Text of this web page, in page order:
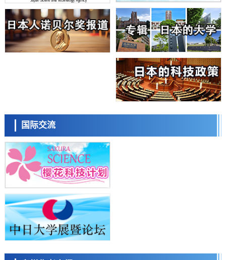
的具体对策
科学研究
大阪大学开发基于水氢键网络的温度预测新方法，AI从分子排列信息中
高精度解读
经济・社会
【AI法上篇】如何对“将人生交给AI”保持危机感——中央大学平野晋教
庆应义塾大学阐明脑内“游击手”小胶质细胞包裹保护受损神经细胞的机
制，有望用于开发阿尔茨海默病等疾病疗法
劣化抑制机制，为提升轮胎安全性与耐久性的材料设计开辟道路
科学研究
近畿大学等发现植物染料“日本茜”的红色成分可抑制老化与炎症，有望
成为新型功能性材料
科学研究
群马大学开发针对难治性癫痫的新型基因疗法，利用超小型GAD67启动
子抑制发作
科学研究
九州大学揭示夜间眼压升高机制：两种激素波动叠加所致
科学研究
东京都产技研采用新手法开发出可稳定工作至300℃的介电材料，已验
证电容器可在汽车发动机等高温环境下工作
经济・社会
日本生成式AI使用者占比一年内翻倍，但与中美德仍有较大差距
政策
国际交流
流员
小岩井忠道